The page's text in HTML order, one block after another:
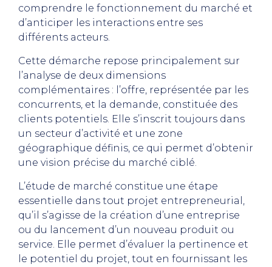
comprendre le fonctionnement du marché et
d’anticiper les interactions entre ses
différents acteurs.
Cette démarche repose principalement sur
l’analyse de deux dimensions
complémentaires : l’offre, représentée par les
concurrents, et la demande, constituée des
clients potentiels. Elle s’inscrit toujours dans
un secteur d’activité et une zone
géographique définis, ce qui permet d’obtenir
une vision précise du marché ciblé.
L’étude de marché constitue une étape
essentielle dans tout projet entrepreneurial,
qu’il s’agisse de la création d’une entreprise
ou du lancement d’un nouveau produit ou
service. Elle permet d’évaluer la pertinence et
le potentiel du projet, tout en fournissant les